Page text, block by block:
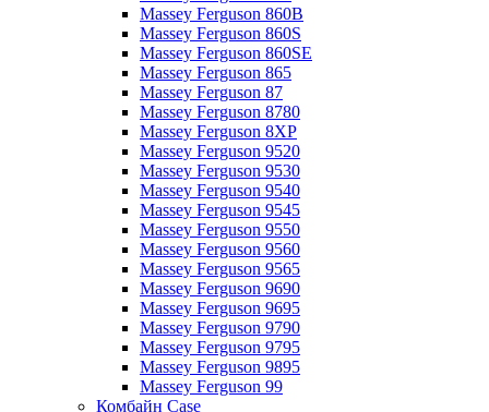
Massey Ferguson 860B
Massey Ferguson 860S
Massey Ferguson 860SE
Massey Ferguson 865
Massey Ferguson 87
Massey Ferguson 8780
Massey Ferguson 8XP
Massey Ferguson 9520
Massey Ferguson 9530
Massey Ferguson 9540
Massey Ferguson 9545
Massey Ferguson 9550
Massey Ferguson 9560
Massey Ferguson 9565
Massey Ferguson 9690
Massey Ferguson 9695
Massey Ferguson 9790
Massey Ferguson 9795
Massey Ferguson 9895
Massey Ferguson 99
Комбайн Case